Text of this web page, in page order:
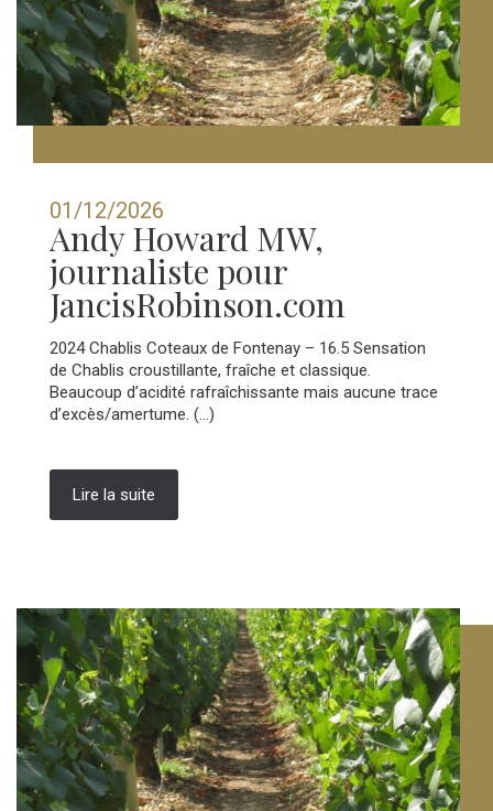
01/12/2026
Andy Howard MW,
journaliste pour
JancisRobinson.com
2024 Chablis Coteaux de Fontenay – 16.5 Sensation
de Chablis croustillante, fraîche et classique.
Beaucoup d’acidité rafraîchissante mais aucune trace
d’excès/amertume. (...)
Lire la suite